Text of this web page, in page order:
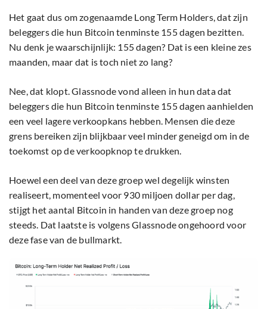
Het gaat dus om zogenaamde Long Term Holders, dat zijn
beleggers die hun Bitcoin tenminste 155 dagen bezitten.
Nu denk je waarschijnlijk: 155 dagen? Dat is een kleine zes
maanden, maar dat is toch niet zo lang?
Nee, dat klopt. Glassnode vond alleen in hun data dat
beleggers die hun Bitcoin tenminste 155 dagen aanhielden
een veel lagere verkoopkans hebben. Mensen die deze
grens bereiken zijn blijkbaar veel minder geneigd om in de
toekomst op de verkoopknop te drukken.
Hoewel een deel van deze groep wel degelijk winsten
realiseert, momenteel voor 930 miljoen dollar per dag,
stijgt het aantal Bitcoin in handen van deze groep nog
steeds. Dat laatste is volgens Glassnode ongehoord voor
deze fase van de bullmarkt.